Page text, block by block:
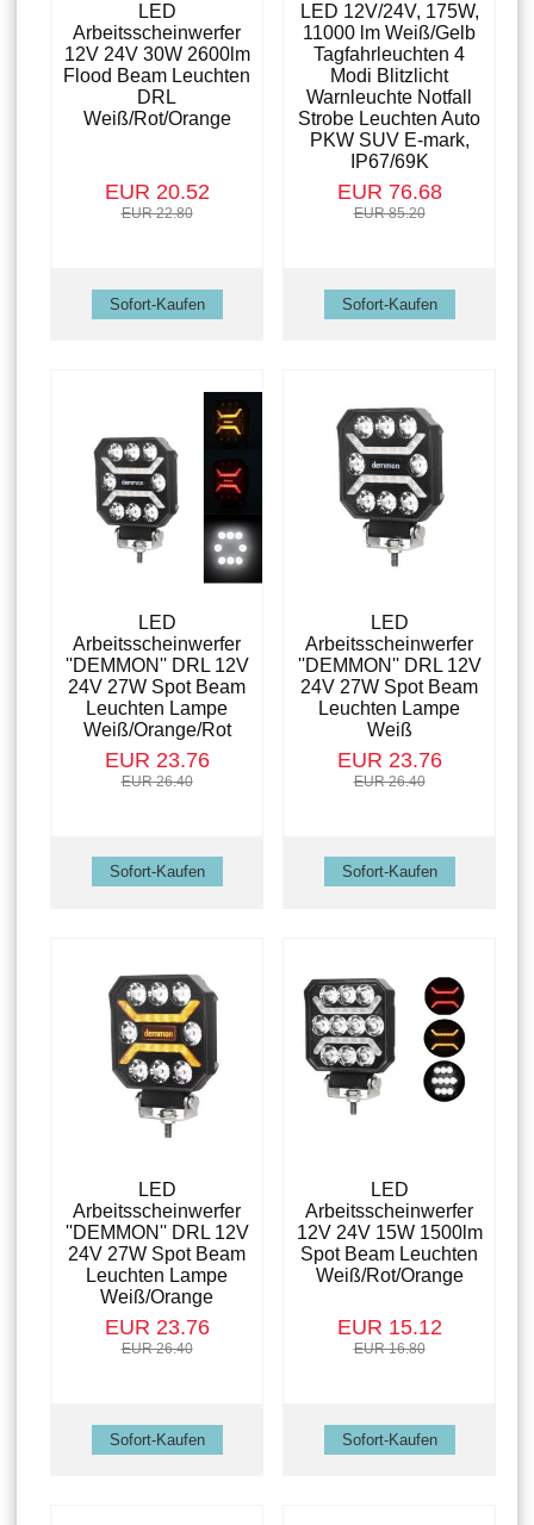
LED
Arbeitsscheinwerfer
12V 24V 30W 2600lm
Flood Beam Leuchten
DRL
Weiß/Rot/Orange
EUR 20.52
EUR 22.80
LED 12V/24V, 175W,
11000 lm Weiß/Gelb
Tagfahrleuchten 4
Modi Blitzlicht
Warnleuchte Notfall
Strobe Leuchten Auto
PKW SUV E-mark,
IP67/69K
EUR 76.68
EUR 85.20
LED
Arbeitsscheinwerfer
''DEMMON'' DRL 12V
24V 27W Spot Beam
Leuchten Lampe
Weiß/Orange/Rot
EUR 23.76
EUR 26.40
LED
Arbeitsscheinwerfer
''DEMMON'' DRL 12V
24V 27W Spot Beam
Leuchten Lampe
Weiß
EUR 23.76
EUR 26.40
LED
Arbeitsscheinwerfer
''DEMMON'' DRL 12V
24V 27W Spot Beam
Leuchten Lampe
Weiß/Orange
EUR 23.76
EUR 26.40
LED
Arbeitsscheinwerfer
12V 24V 15W 1500lm
Spot Beam Leuchten
Weiß/Rot/Orange
EUR 15.12
EUR 16.80